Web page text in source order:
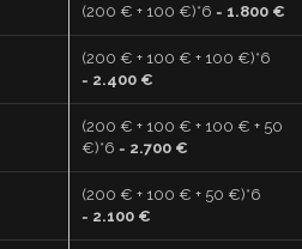
(200 € + 100 €)*6 = 1.800 €
(200 € + 100 € + 100 €)*6
= 2.400 €
(200 € + 100 € + 100 € + 50
€)*6 = 2.700 €
(200 € + 100 € + 50 €)*6
= 2.100 €